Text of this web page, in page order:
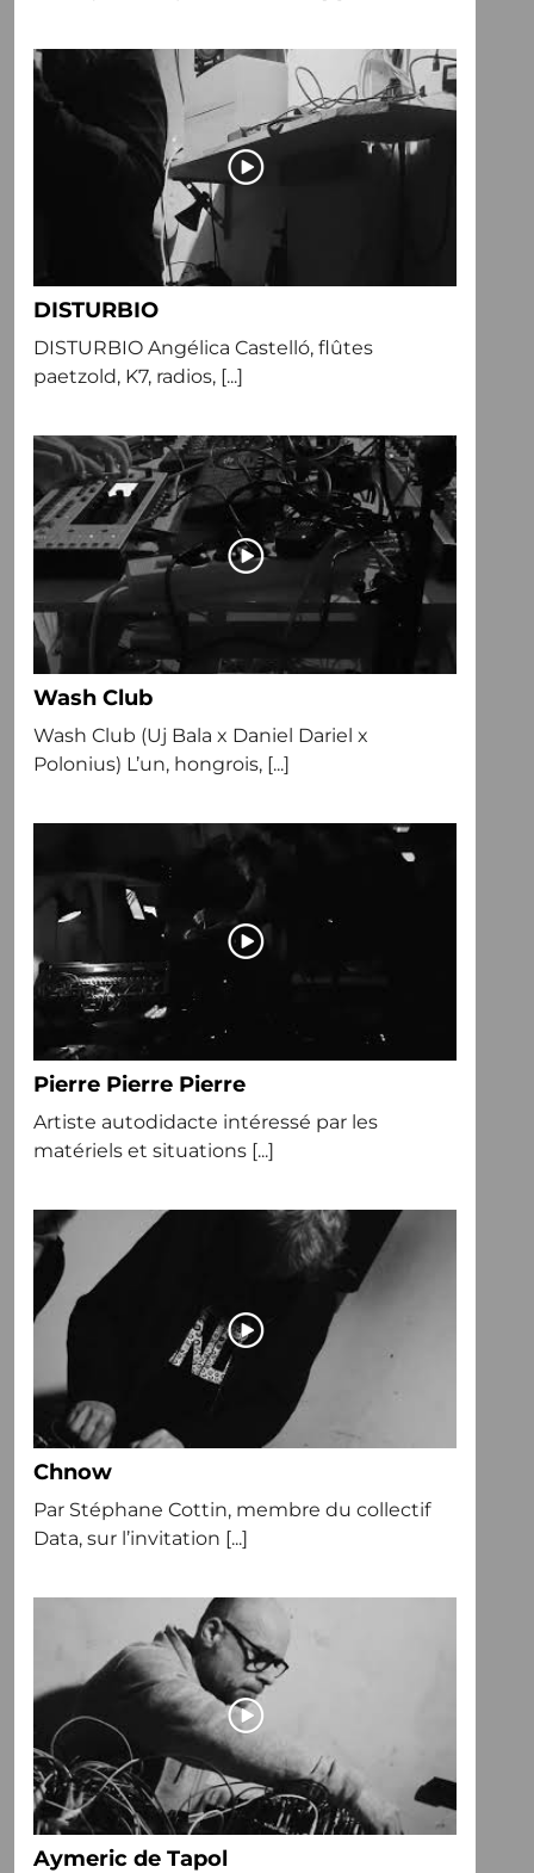
DISTURBIO
DISTURBIO Angélica Castelló, flûtes
paetzold, K7, radios, [...]
Wash Club
Wash Club (Uj Bala x Daniel Dariel x
Polonius) L’un, hongrois, [...]
Pierre Pierre Pierre
Artiste autodidacte intéressé par les
matériels et situations [...]
Chnow
Par Stéphane Cottin, membre du collectif
Data, sur l’invitation [...]
Aymeric de Tapol